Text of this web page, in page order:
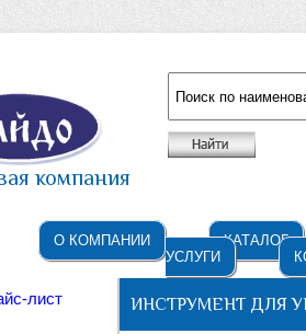
компания
О КОМПАНИИ
КАТАЛОГ
УСЛУГИ
лист ИНСТРУМЕНТ ДЛЯ